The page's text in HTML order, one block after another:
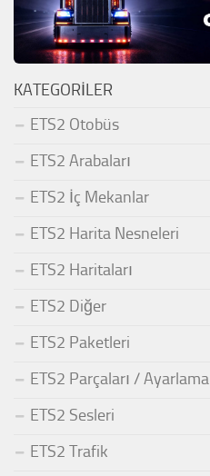
KATEGORILER
ETS2 Otobüs
ETS2 Arabaları
ETS2 İç Mekanlar
ETS2 Harita Nesneleri
ETS2 Haritaları
ETS2 Diğer
ETS2 Paketleri
ETS2 Parçaları / Ayarlama
ETS2 Sesleri
ETS2 Trafik